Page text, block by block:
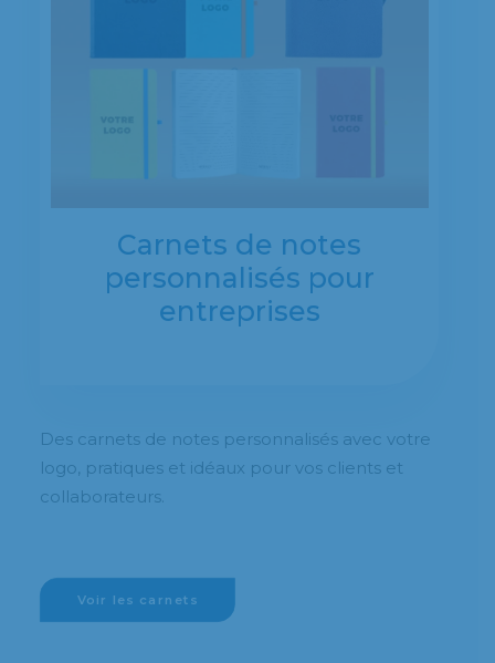
Carnets de notes
personnalisés pour
entreprises
Des carnets de notes personnalisés avec votre
logo, pratiques et idéaux pour vos clients et
collaborateurs.
Voir les carnets